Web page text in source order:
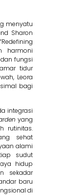
menyatu
Sharon
harmoni
fungsi
tidur
Leora
bagi
integrasi
yang
rutinitas.
sehat
alami
sudut
hidup
sekadar
baru
di